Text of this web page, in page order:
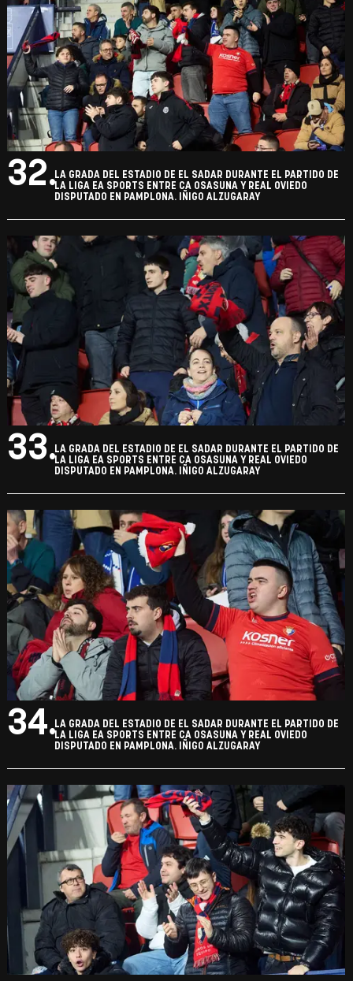
32.LA GRADA DEL ESTADIO DE EL SADAR DURANTE EL PARTIDO DE
LA LIGA EA SPORTS ENTRE CA OSASUNA Y REAL OVIEDO
DISPUTADO EN PAMPLONA. IÑIGO ALZUGARAY
33.LA GRADA DEL ESTADIO DE EL SADAR DURANTE EL PARTIDO DE
LA LIGA EA SPORTS ENTRE CA OSASUNA Y REAL OVIEDO
DISPUTADO EN PAMPLONA. IÑIGO ALZUGARAY
34.LA GRADA DEL ESTADIO DE EL SADAR DURANTE EL PARTIDO DE
LA LIGA EA SPORTS ENTRE CA OSASUNA Y REAL OVIEDO
DISPUTADO EN PAMPLONA. IÑIGO ALZUGARAY